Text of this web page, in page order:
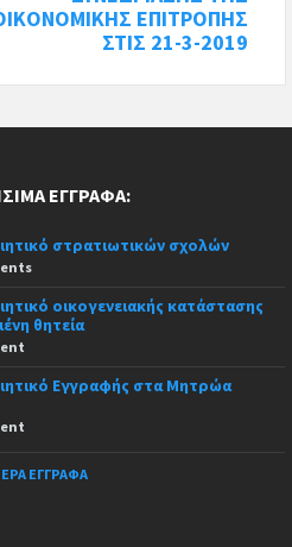
ΕΠΙΤΡΟΠΗΣ
ΣΤΙΣ 21-3-2019
ΈΓΓΡΑΦΑ:
στρατιωτικών σχολών
οικογενειακής κατάστασης
θητεία
Εγγραφής στα Μητρώα
ΈΓΓΡΑΦΑ